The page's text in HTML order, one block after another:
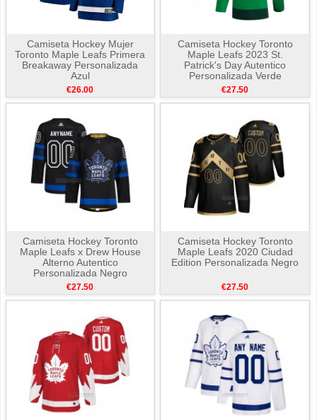
Camiseta Hockey Mujer
Toronto Maple Leafs Primera
Breakaway Personalizada
Azul
€26.00
Camiseta Hockey Toronto
Maple Leafs 2023 St.
Patrick's Day Autentico
Personalizada Verde
€27.50
Camiseta Hockey Toronto
Maple Leafs x Drew House
Alterno Autentico
Personalizada Negro
€27.50
Camiseta Hockey Toronto
Maple Leafs 2020 Ciudad
Edition Personalizada Negro
€27.50